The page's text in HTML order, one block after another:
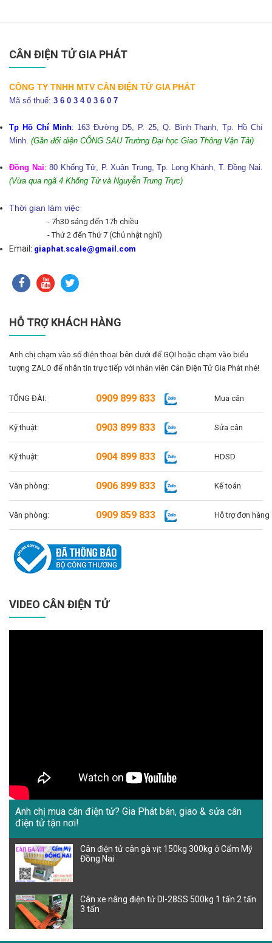
CÂN ĐIỆN TỬ GIA PHÁT
CÔNG TY TNHH MTV CÂN ĐIỆN TỬ GIA PHÁT
Mã số thuế: 3 6 0 3 4 0 3 6 0 7
Tp Hồ Chí Minh: 163 Đường D5, P. 25, Q. Bình Thạnh, Tp. Hồ Chí
Minh. (Gần đối diện CỔNG SAU Trường Đại học Giao Thông Vận Tải)
Đồng Nai: 80 Khổng Tử, P. Xuân Trung, Tp. Long Khánh, T. Đồng Nai.
(Vừa qua ngã 4 Khổng Tử và Nguyễn Trung Trực)
Thời gian làm việc
- 7h30 sáng đến 17h chiều
- Thứ 2 đến Thứ 7 (Chủ nhật nghĩ)
Email : giaphat.scale@gmail.com
HỖ TRỢ KHÁCH HÀNG
Anh chị chạm vào số điện thoại bên dưới để GỌI hoặc chạm vào biểu
tượng ZALO để nhắn tin trực tiếp với nhân viên Cân Điện Tử Gia Phát nhé!
TỔNG ĐÀI: 0909 899 833 Mua cân
Kỹ thuật: 0903 899 833 Sửa cân
Kỹ thuật: 0904 899 833 HDSD
Văn phòng: 0906 899 833 Kế toán
Văn phòng: 0909 859 833 Hỗ trợ đơn hàng
VIDEO CÂN ĐIỆN TỬ
Anh chị mua cân điện tử? Gia Phát bán, giao & sửa cân
điện tử tận nơi!
Cân điện tử cân gà vịt 150kg 300kg ở Cẩm Mỹ
Đồng Nai
Cân xe nâng điện tử DI-28SS 500kg 1 tấn 2 tấn
3 tấn